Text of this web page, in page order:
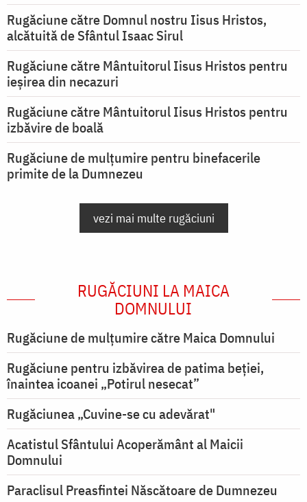
Rugăciune către Domnul nostru Iisus Hristos,
alcătuită de Sfântul Isaac Sirul
Rugăciune către Mântuitorul Iisus Hristos pentru
ieşirea din necazuri
Rugăciune către Mântuitorul Iisus Hristos pentru
izbăvire de boală
Rugăciune de mulțumire pentru binefacerile
primite de la Dumnezeu
vezi mai multe rugăciuni
RUGĂCIUNI LA MAICA
DOMNULUI
Rugăciune de mulţumire către Maica Domnului
Rugăciune pentru izbăvirea de patima beției,
înaintea icoanei „Potirul nesecat”
Rugăciunea „Cuvine-se cu adevărat"
Acatistul Sfântului Acoperământ al Maicii
Domnului
Paraclisul Preasfintei Născătoare de Dumnezeu